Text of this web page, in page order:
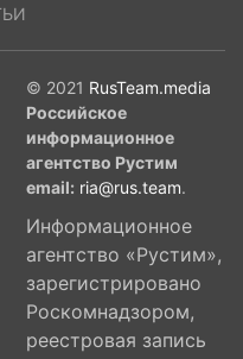
© 2021 RusTeam.media
Российское
информационное
агентство Рустим
email: ria@rus.team.
Информационное
агентство «Рустим»,
зарегистрировано
Роскомнадзором,
реестровая запись